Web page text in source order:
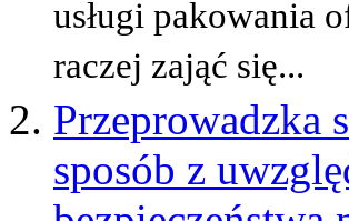
usługi pakowania
raczej zająć się...
Przeprowadzka
sposób z